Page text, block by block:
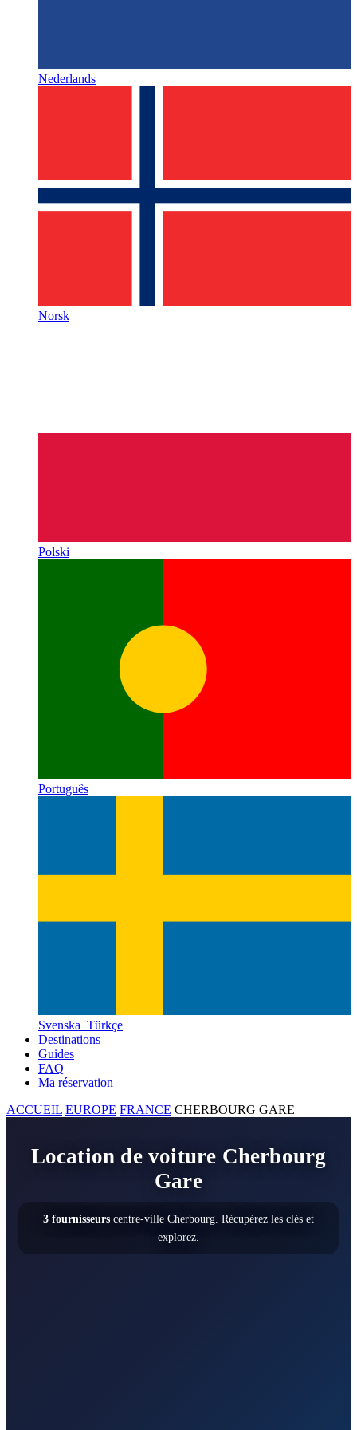
Nederlands
Norsk
Polski
Português
Svenska Türkçe
Destinations
Guides
FAQ
Ma réservation
ACCUEIL EUROPE FRANCE CHERBOURG GARE
Location de voiture Cherbourg
Gare
3 fournisseurs centre-ville Cherbourg. Récupérez les clés et
explorez.